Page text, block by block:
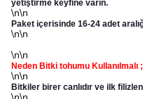
yetiştirme keyfine varın.
\n\n
Paket içerisinde 16-24 adet
\n\n
\n\n
Neden Bitki tohumu Kullanılmalı ;
\n\n
Bitkiler birer canlıdır ve ilk